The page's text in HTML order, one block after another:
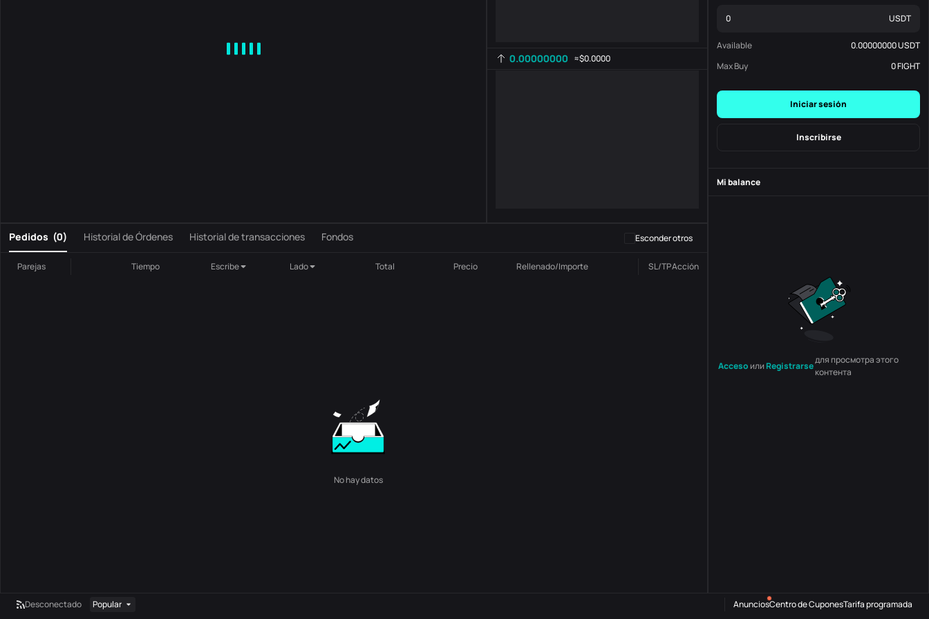
0.00000000 ≈$0.0000
-
Pedidos (0) Historial de Órdenes Historial de transacciones Fondos Esconder otros
Parejas Tiempo Escribe Lado Total Precio Rellenado/Importe SL/TPAcción
No hay datos
USDT
Available 0.00000000USDT
Max Buy
0FIGHT
Iniciar sesión
Inscribirse
Mi balance
Acceso или Registrarse
для просмотра этого
контента
Desconectado Popular AnunciosCentro de CuponesTarifa programada